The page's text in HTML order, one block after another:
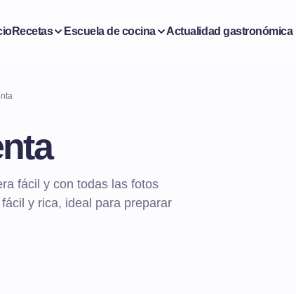
Recetas Escuela de cocina Actualidad gastronómica
fácil y con todas las fotos
y rica, ideal para preparar